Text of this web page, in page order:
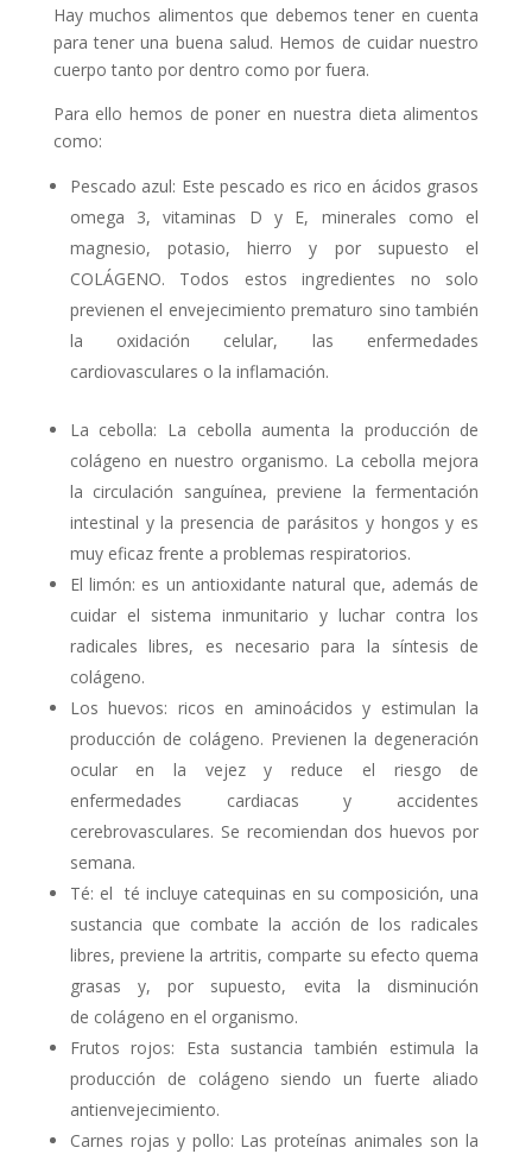
Hay muchos alimentos que debemos tener en cuenta
para tener una buena salud. Hemos de cuidar nuestro
cuerpo tanto por dentro como por fuera.
Para ello hemos de poner en nuestra dieta alimentos
como:
Pescado azul: Este pescado es rico en ácidos grasos
omega 3, vitaminas D y E, minerales como el
magnesio, potasio, hierro y por supuesto el
COLÁGENO. Todos estos ingredientes no solo
previenen el envejecimiento prematuro sino también
la oxidación celular, las enfermedades
cardiovasculares o la inflamación.
La cebolla: La cebolla aumenta la producción de
colágeno en nuestro organismo. La cebolla mejora
la circulación sanguínea, previene la fermentación
intestinal y la presencia de parásitos y hongos y es
muy eficaz frente a problemas respiratorios.
El limón: es un antioxidante natural que, además de
cuidar el sistema inmunitario y luchar contra los
radicales libres, es necesario para la síntesis de
colágeno.
Los huevos: ricos en aminoácidos y estimulan la
producción de colágeno. Previenen la degeneración
ocular en la vejez y reduce el riesgo de
enfermedades cardiacas y accidentes
cerebrovasculares. Se recomiendan dos huevos por
semana.
Té: el té incluye catequinas en su composición, una
sustancia que combate la acción de los radicales
libres, previene la artritis, comparte su efecto quema
grasas y, por supuesto, evita la disminución
de colágeno en el organismo.
Frutos rojos: Esta sustancia también estimula la
producción de colágeno siendo un fuerte aliado
antienvejecimiento.
Carnes rojas y pollo: Las proteínas animales son la